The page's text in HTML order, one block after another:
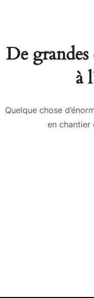
De grandes
à
Quelque chose
en chantier